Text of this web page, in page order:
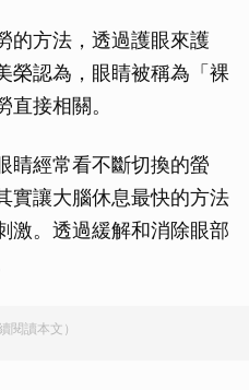
的方法，透過護眼來護
榮認為，眼睛被稱為「裸
接相關。
睛經常看不斷切換的螢
實讓大腦休息最快的方法
激。透過緩解和消除眼部
閱讀本文）